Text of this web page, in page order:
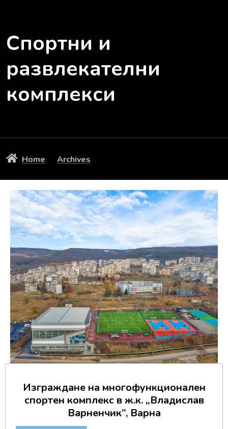
Спортни и
развлекателни
комплекси
Home Archives
Изграждане на многофункционален
спортен комплекс в ж.к. „Владислав
Варненчик”, Варна